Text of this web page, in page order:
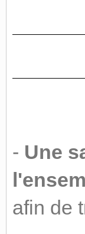
- Une
afin de